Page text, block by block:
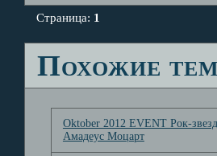
Страница: 1
Похожие
Oktober 2012 EVENT Рок-
Амадеус Моцарт